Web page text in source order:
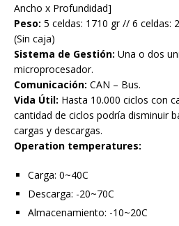
Ancho x Profundidad]
Peso: 5 celdas: 1710 gr // 6 celdas:
(Sin caja)
Sistema de Gestión: Una o dos
microprocesador.
Comunicación: CAN – Bus.
Vida Útil: Hasta 10.000 ciclos con
cantidad de ciclos podría disminuir
cargas y descargas.
Operation temperatures:
Carga: 0~40C
Descarga: -20~70C
Almacenamiento: -10~20C